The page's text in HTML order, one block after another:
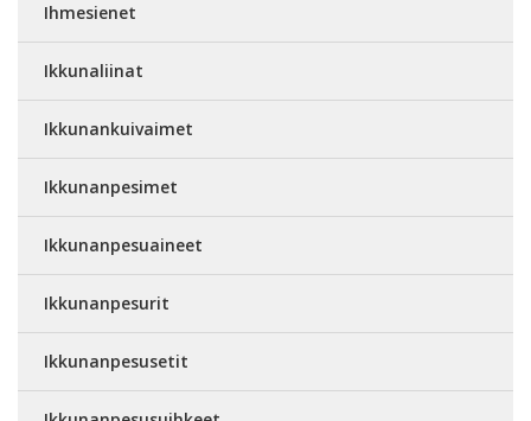
Ihmesienet
Ikkunaliinat
Ikkunankuivaimet
Ikkunanpesimet
Ikkunanpesuaineet
Ikkunanpesurit
Ikkunanpesusetit